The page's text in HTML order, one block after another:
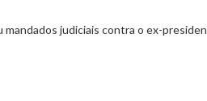
judiciais contra o ex-